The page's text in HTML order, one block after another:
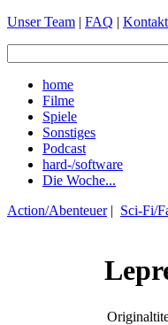
Unser Team | FAQ | Kontakt
home
Filme
Spiele
Sonstiges
Podcast
hard-/software
Die Woche...
Action/Abenteuer| Sci-Fi/